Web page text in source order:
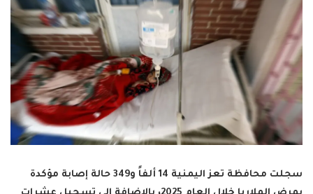
سجلت محافظة تعز اليمنية 14 ألفاً و349 حالة إصابة مؤكدة